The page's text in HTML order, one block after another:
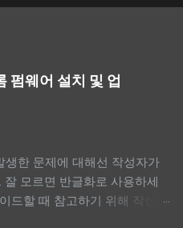
펌웨어 설치 및 업
생한 문제에 대해선 작성자가
모르면 반글화로 사용하세
드할 때 참고하기 위해 작성했